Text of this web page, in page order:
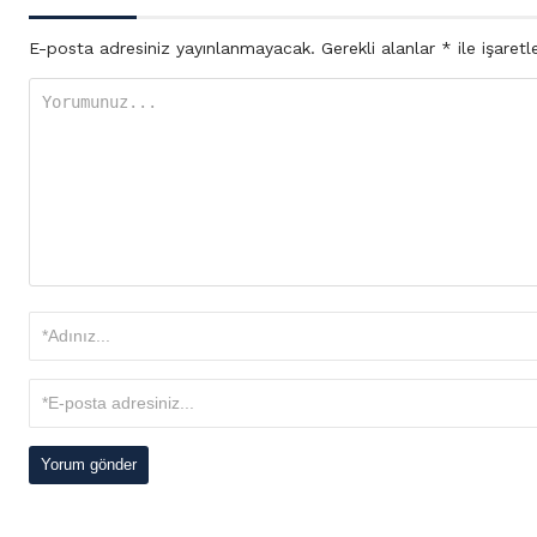
E-posta adresiniz yayınlanmayacak. Gerekli alanlar * ile